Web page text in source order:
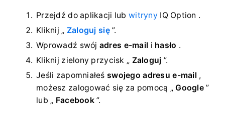
Przejdź do aplikacji lub witryny IQ Option .
Kliknij „ Zaloguj się”.
Wprowadź swój adres e-mail i hasło .
Kliknij zielony przycisk „ Zaloguj ”.
Jeśli zapomniałeśswojego adresu e-mail ,
możesz zalogować się za pomocą „Google”
lub „ Facebook”.